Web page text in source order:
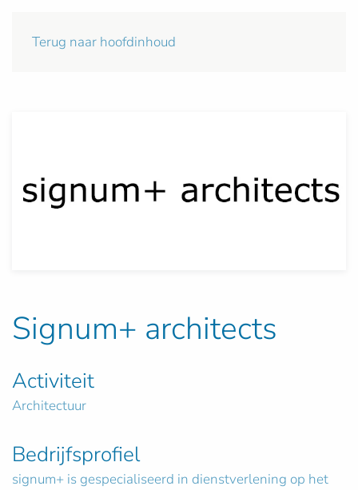
Terug naar hoofdinhoud
Signum+ architects
Activiteit
Architectuur
Bedrijfsprofiel
signum+ is gespecialiseerd in dienstverlening op het